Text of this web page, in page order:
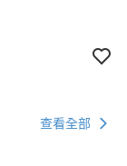
查看全部